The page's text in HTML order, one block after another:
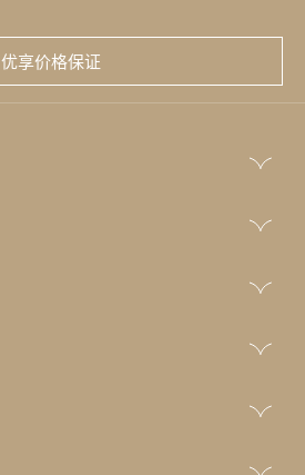
优享价格保证